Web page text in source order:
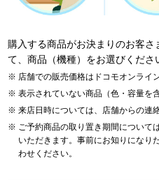
購入する商品がお決まりのお客
て、商品（機種）をお選びくださ
店舗での販売価格はドコモオンライ
表示されていない商品（色・容量を
来店日時については、店舗からの連
ご予約商品の取り置き期間について
いただきます。事前にお知りになり
わせください。